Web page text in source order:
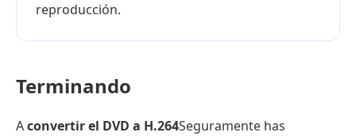
reproducción.
Terminando
Aconvertir el DVD a H.264Seguramente has